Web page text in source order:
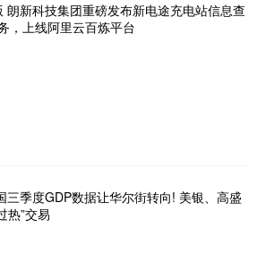
朗新科技集团重磅发布新电途充电站信息查
，上线阿里云百炼平台
三季度GDP数据让华尔街转向! 美银、高盛
热”交易